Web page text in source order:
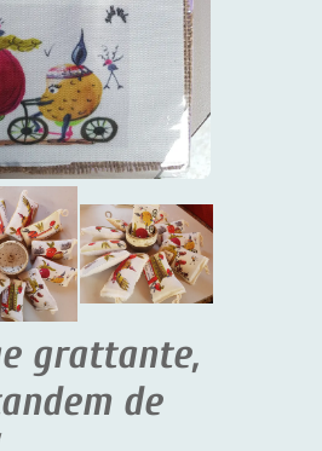
grattante,
de